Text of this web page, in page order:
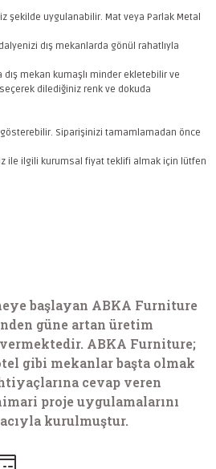
şekilde uygulanabilir. Mat veya Parlak Metal
dış mekanlarda gönül rahatlıyla
dış mekan kumaşlı minder ekletebilir ve
dilediğiniz renk ve dokuda
Siparişinizi tamamlamadan önce
ile ilgili kurumsal fiyat teklifi almak için lütfen
başlayan ABKA Furniture
güne artan üretim
ABKA Furniture;
gibi mekanlar başta olmak
cevap veren
proje uygulamalarını
kurulmuştur.